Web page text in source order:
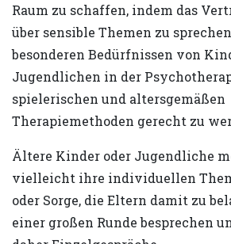
Raum zu schaffen, indem das
über sensible Themen zu
besonderen Bedürfnissen von
Jugendlichen in der
spielerischen und altersgemäßen
Therapiemethoden gerecht zu
Ältere Kinder oder Jugendliche
vielleicht ihre individuellen
oder Sorge, die Eltern damit zu
einer großen Runde besprechen